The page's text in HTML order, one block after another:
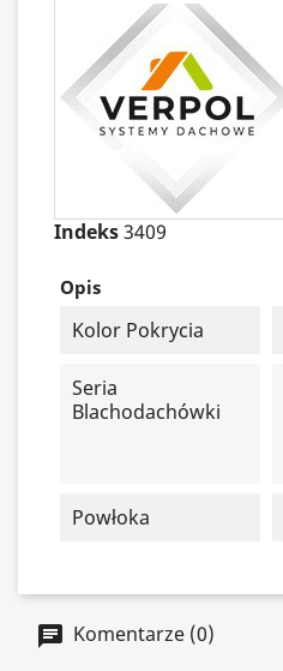
Indeks3409
Opis
Kolor Pokrycia
Seria
Blachodachówki
Powłoka
Komentarze (0)